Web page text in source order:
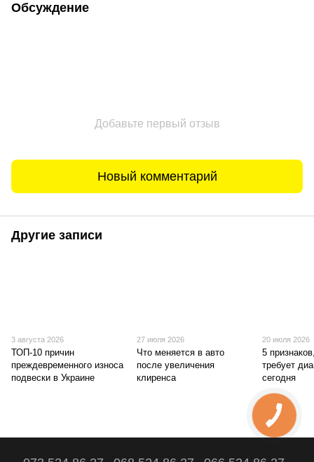
Обсуждение
Добавьте первый отзыв
Новый комментарий
Другие записи
3 августа 2026
ТОП-10 причин
преждевременного износа
подвески в Украине
27 июля 2026
Что меняется в авто
после увеличения
клиренса
20 июля 2026
5
требует
сегодня